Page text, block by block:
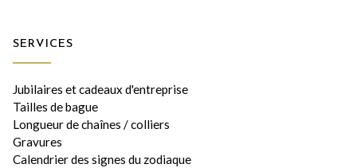
SERVICES
Jubilaires et cadeaux d'entreprise
Tailles de bague
Longueur de chaînes / colliers
Gravures
Calendrier des signes du zodiaque